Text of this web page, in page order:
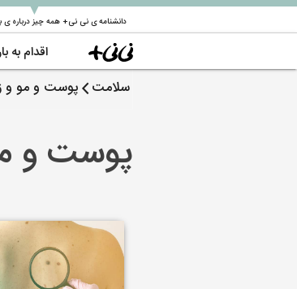
دانشنامه ی نی نی+ همه چیز درباره ی
▼
اقدام به
سلامت پوست و مو و
پوست و